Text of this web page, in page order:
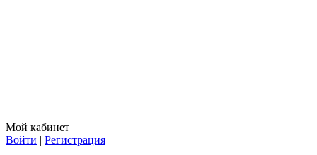
Мой кабинет
Войти | Регистрация